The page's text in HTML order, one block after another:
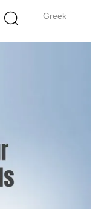
Greek